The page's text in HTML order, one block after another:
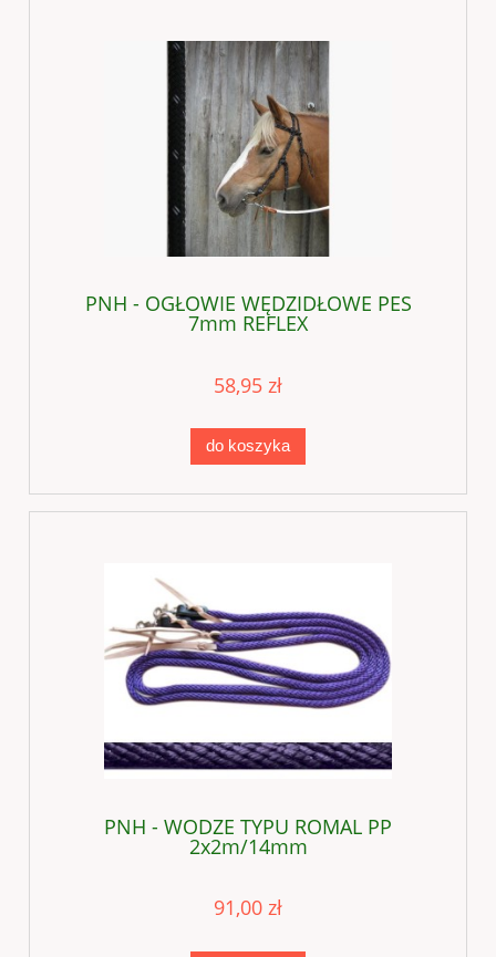
PNH - OGŁOWIE WĘDZIDŁOWE PES
7mm REFLEX
58,95 zł
do koszyka
PNH - WODZE TYPU ROMAL PP
2x2m/14mm
91,00 zł